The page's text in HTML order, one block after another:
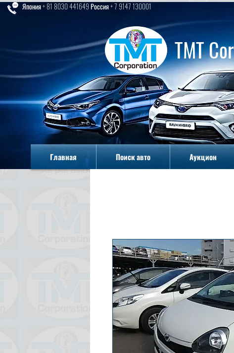
TMT
Главная Поиск авто Аукцион
Япония + 81 8030 441649 Россия + 7 9147 130001
Главная Поиск авто Аукцион